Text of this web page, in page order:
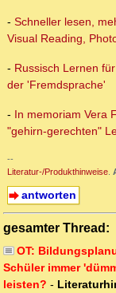
- Schneller lesen,
Visual Reading,
- Russisch Lernen
der 'Fremdsprache'
- In memoriam Vera
"gehirn-gerechten"
--
Literatur-/Produkthinweise.
antworten
gesamter Thread:
OT:
Schüler immer
leisten? -